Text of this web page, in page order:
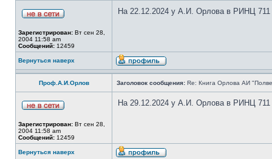
Зарегистрирован: Вт сен 28,
2004 11:58 am
Сообщений: 12459
На 22.12.2024 у А.И. Орлова в РИНЦ 711
Вернуться наверх
Проф.А.И.Орлов Заголовок сообщения: Re: Книга Орлова АИ
Зарегистрирован: Вт сен 28,
2004 11:58 am
Сообщений: 12459
На 29.12.2024 у А.И. Орлова в РИНЦ 711
Вернуться наверх